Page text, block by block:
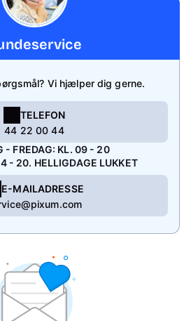
Vi hjælper dig gerne.
TELEFON
44 22 00 44
- FREDAG: KL. 09 - 20
- 20. HELLIGDAGE LUKKET
E-MAILADRESSE